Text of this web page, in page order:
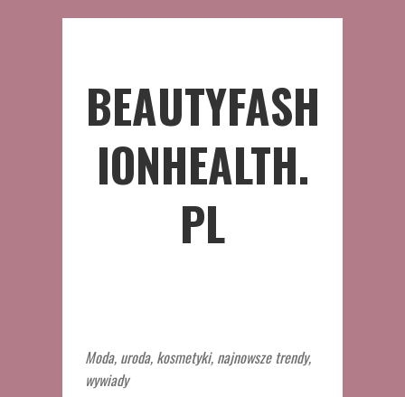
BEAUTYFASH
IONHEALTH.
PL
Moda, uroda, kosmetyki, najnowsze trendy,
wywiady